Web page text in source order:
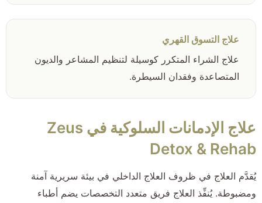
علاج التسوق القهري
علاج الشراء المتكرر كوسيلة لتنظيم المشاعر والديون
المتصاعدة وفقدان السيطرة.
علاج الإدمانات السلوكية في Zeus
Detox & Rehab
يُقدَّم العلاج في ظروف العلاج الداخلي في بيئة سريرية آمنة
ومضبوطة. يُنفِّذ العلاج فريق متعدد التخصصات يضم أطباء